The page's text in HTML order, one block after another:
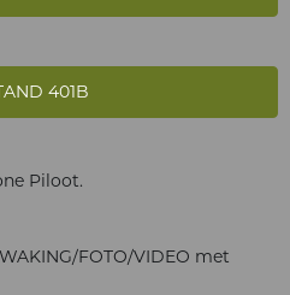
401B
Piloot.
FOTO/VIDEO met